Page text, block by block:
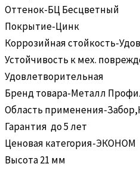
Оттенок-БЦ Бесцветный
Покрытие-Цинк
Коррозийная стойкость-
Устойчивость к мех.
Удовлетворительная
Бренд товара-Металл
Область применения-
Гарантия до 5 лет
Ценовая категория-ЭКОНОМ
Высота 21 мм